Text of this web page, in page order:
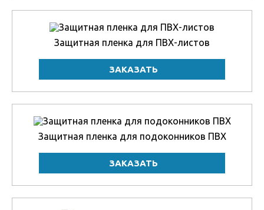
Защитная пленка для ПВХ-листов
Защитная пленка для подоконников ПВХ